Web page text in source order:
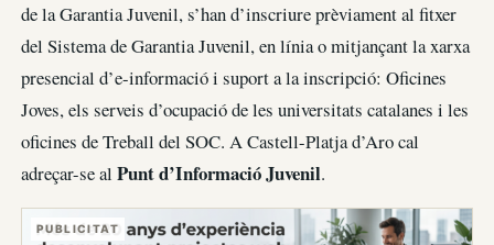
de la Garantia Juvenil, s’han d’inscriure prèviament al fitxer
del Sistema de Garantia Juvenil, en línia o mitjançant la xarxa
presencial d’e-informació i suport a la inscripció: Oficines
Joves, els serveis d’ocupació de les universitats catalanes i les
oficines de Treball del SOC. A Castell-Platja d’Aro cal
adreçar-se al Punt d’Informació Juvenil.
PUBLICITAT